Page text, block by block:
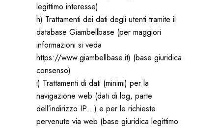
legittimo interesse)
h) Trattamenti dei dati degli utenti tramite il
database Giambellbase (per maggiori
informazioni si veda
https://www.giambellbase.it) (base giuridica
consenso)
i) Trattamenti di dati (minimi) per la
navigazione web (dati di log, parte
dell’indirizzo IP…) e per le richieste
pervenute via web (base giuridica legittimo